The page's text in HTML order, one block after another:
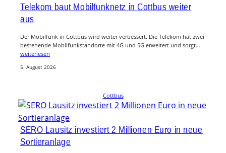
Telekom baut Mobilfunknetz in Cottbus weiter
aus
Der Mobilfunk in Cottbus wird weiter verbessert. Die Telekom hat zwei
bestehende Mobilfunkstandorte mit 4G und 5G erweitert und sorgt…
weiterlesen
5. August 2026
Cottbus
SERO Lausitz investiert 2 Millionen Euro in neue
Sortieranlage